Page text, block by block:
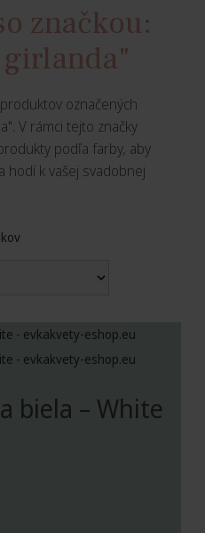
značkou:
označených
V rámci tejto značky
podľa farby, aby
hodí k vašej svadobnej
Zoradené
biela – White